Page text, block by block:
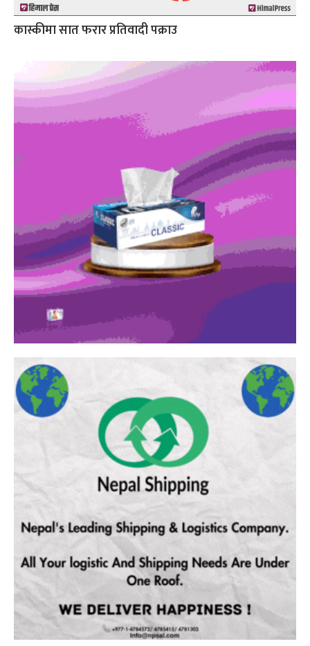
कास्कीमा सात फरार प्रतिवादी पक्राउ